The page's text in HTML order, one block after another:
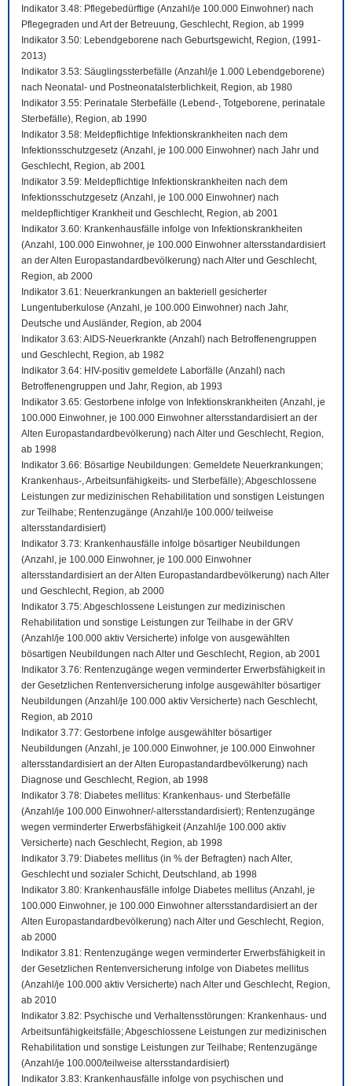
Indikator 3.48: Pflegebedürftige (Anzahl/je 100.000 Einwohner) nach
Pflegegraden und Art der Betreuung, Geschlecht, Region, ab 1999
Indikator 3.50: Lebendgeborene nach Geburtsgewicht, Region, (1991-
2013)
Indikator 3.53: Säuglingssterbefälle (Anzahl/je 1.000 Lebendgeborene)
nach Neonatal- und Postneonatalsterblichkeit, Region, ab 1980
Indikator 3.55: Perinatale Sterbefälle (Lebend-, Totgeborene, perinatale
Sterbefälle), Region, ab 1990
Indikator 3.58: Meldepflichtige Infektionskrankheiten nach dem
Infektionsschutzgesetz (Anzahl, je 100.000 Einwohner) nach Jahr und
Geschlecht, Region, ab 2001
Indikator 3.59: Meldepflichtige Infektionskrankheiten nach dem
Infektionsschutzgesetz (Anzahl, je 100.000 Einwohner) nach
meldepflichtiger Krankheit und Geschlecht, Region, ab 2001
Indikator 3.60: Krankenhausfälle infolge von Infektionskrankheiten
(Anzahl, 100.000 Einwohner, je 100.000 Einwohner altersstandardisiert
an der Alten Europastandardbevölkerung) nach Alter und Geschlecht,
Region, ab 2000
Indikator 3.61: Neuerkrankungen an bakteriell gesicherter
Lungentuberkulose (Anzahl, je 100.000 Einwohner) nach Jahr,
Deutsche und Ausländer, Region, ab 2004
Indikator 3.63: AIDS-Neuerkrankte (Anzahl) nach Betroffenengruppen
und Geschlecht, Region, ab 1982
Indikator 3.64: HIV-positiv gemeldete Laborfälle (Anzahl) nach
Betroffenengruppen und Jahr, Region, ab 1993
Indikator 3.65: Gestorbene infolge von Infektionskrankheiten (Anzahl, je
100.000 Einwohner, je 100.000 Einwohner altersstandardisiert an der
Alten Europastandardbevölkerung) nach Alter und Geschlecht, Region,
ab 1998
Indikator 3.66: Bösartige Neubildungen: Gemeldete Neuerkrankungen;
Krankenhaus-, Arbeitsunfähigkeits- und Sterbefälle); Abgeschlossene
Leistungen zur medizinischen Rehabilitation und sonstigen Leistungen
zur Teilhabe; Rentenzugänge (Anzahl/je 100.000/ teilweise
altersstandardisiert)
Indikator 3.73: Krankenhausfälle infolge bösartiger Neubildungen
(Anzahl, je 100.000 Einwohner, je 100.000 Einwohner
altersstandardisiert an der Alten Europastandardbevölkerung) nach Alter
und Geschlecht, Region, ab 2000
Indikator 3.75: Abgeschlossene Leistungen zur medizinischen
Rehabilitation und sonstige Leistungen zur Teilhabe in der GRV
(Anzahl/je 100.000 aktiv Versicherte) infolge von ausgewählten
bösartigen Neubildungen nach Alter und Geschlecht, Region, ab 2001
Indikator 3.76: Rentenzugänge wegen verminderter Erwerbsfähigkeit in
der Gesetzlichen Rentenversicherung infolge ausgewählter bösartiger
Neubildungen (Anzahl/je 100.000 aktiv Versicherte) nach Geschlecht,
Region, ab 2010
Indikator 3.77: Gestorbene infolge ausgewählter bösartiger
Neubildungen (Anzahl, je 100.000 Einwohner, je 100.000 Einwohner
altersstandardisiert an der Alten Europastandardbevölkerung) nach
Diagnose und Geschlecht, Region, ab 1998
Indikator 3.78: Diabetes mellitus: Krankenhaus- und Sterbefälle
(Anzahl/je 100.000 Einwohner/-altersstandardisiert); Rentenzugänge
wegen verminderter Erwerbsfähigkeit (Anzahl/je 100.000 aktiv
Versicherte) nach Geschlecht, Region, ab 1998
Indikator 3.79: Diabetes mellitus (in % der Befragten) nach Alter,
Geschlecht und sozialer Schicht, Deutschland, ab 1998
Indikator 3.80: Krankenhausfälle infolge Diabetes mellitus (Anzahl, je
100.000 Einwohner, je 100.000 Einwohner altersstandardisiert an der
Alten Europastandardbevölkerung) nach Alter und Geschlecht, Region,
ab 2000
Indikator 3.81: Rentenzugänge wegen verminderter Erwerbsfähigkeit in
der Gesetzlichen Rentenversicherung infolge von Diabetes mellitus
(Anzahl/je 100.000 aktiv Versicherte) nach Alter und Geschlecht, Region,
ab 2010
Indikator 3.82: Psychische und Verhaltensstörungen: Krankenhaus- und
Arbeitsunfähigkeitsfälle; Abgeschlossene Leistungen zur medizinischen
Rehabilitation und sonstige Leistungen zur Teilhabe; Rentenzugänge
(Anzahl/je 100.000/teilweise altersstandardisiert)
Indikator 3.83: Krankenhausfälle infolge von psychischen und